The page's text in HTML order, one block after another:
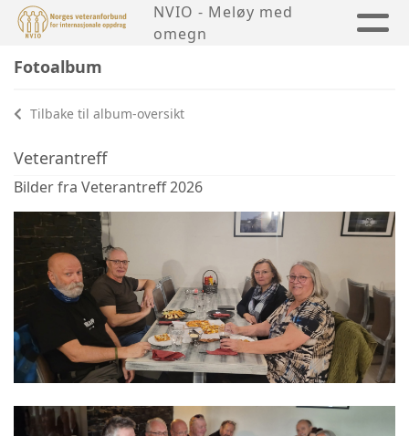
NVIO - Meløy med
omegn
Fotoalbum
Tilbake til album-oversikt
Veterantreff
Bilder fra Veterantreff 2026